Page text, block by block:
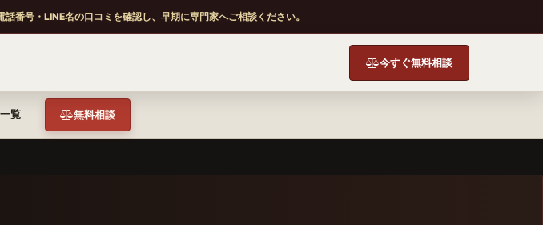
番号・LINE名の口コミを確認し、早期に専門家へご相談ください。
今すぐ無料相談
覧 無料相談